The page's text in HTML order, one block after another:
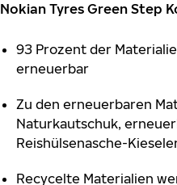
Nokian Tyres Green Step
93 Prozent der
erneuerbar
Zu den erneuerbaren
Naturkautschuk,
Reishülsenasche-
Recycelte Materialien